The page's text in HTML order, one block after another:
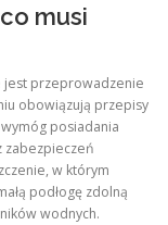
musi
jest przeprowadzenie
obowiązują przepisy
posiadania
zabezpieczeń
w którym
podłogę zdolną
wodnych.